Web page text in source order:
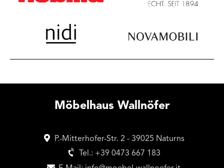
Möbelhaus Wallnöfer
P.-Mitterhofer-Str. 2 - 39025 Naturns
Tel.: +39 0473 667 183